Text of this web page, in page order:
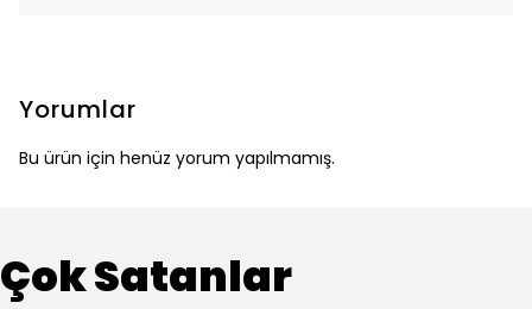
Yorumlar
Bu ürün için henüz yorum yapılmamış.
Çok Satanlar